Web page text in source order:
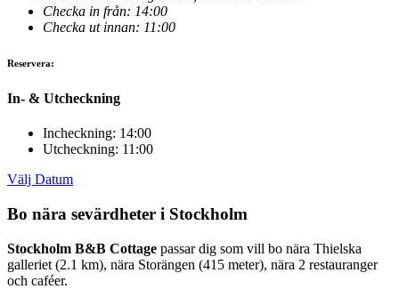
Checka in från: 14:00
Checka ut innan: 11:00
Reservera:
In- & Utcheckning
Incheckning: 14:00
Utcheckning: 11:00
Välj Datum
Bo nära sevärdheter i Stockholm
Stockholm B&B Cottage passar dig som vill bo nära Thielska
galleriet (2.1 km), nära Storängen (415 meter), nära 2 restauranger
och caféer.